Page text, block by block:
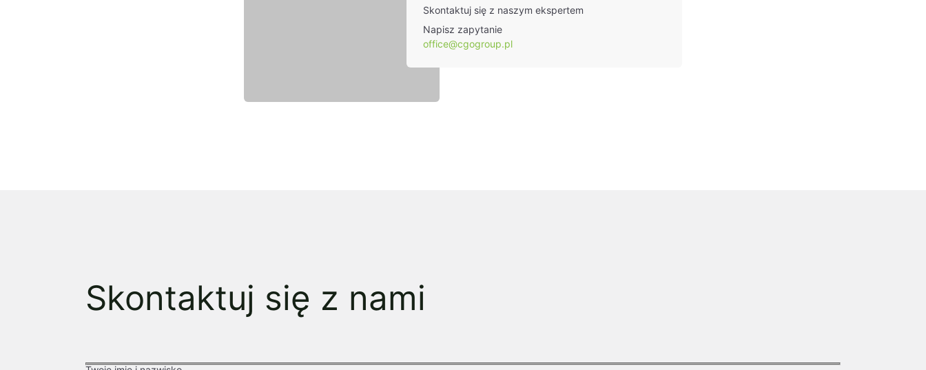
Skontaktuj się z naszym ekspertem
Napisz zapytanie
office@cgogroup.pl
Skontaktuj się z nami